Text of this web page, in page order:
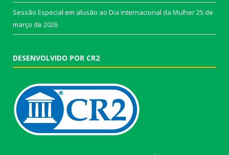
Sessão Especial em alusão ao Dia Internacional da Mulher25 de
março de 2026
DESENVOLVIDO POR CR2